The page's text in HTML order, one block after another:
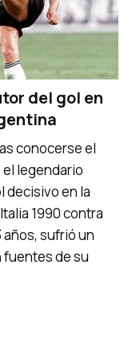
del gol en
conocerse el
legendario
decisivo en la
1990 contra
sufrió un
fuentes de su